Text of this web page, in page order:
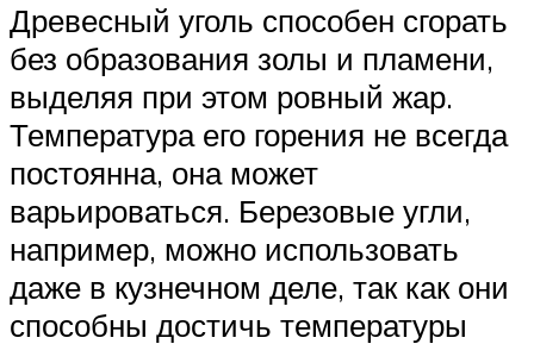
Древесный уголь способен сгорать
без образования золы и пламени,
выделяя при этом ровный жар.
Температура его горения не всегда
постоянна, она может
варьироваться. Березовые угли,
например, можно использовать
даже в кузнечном деле, так как они
способны достичь температуры